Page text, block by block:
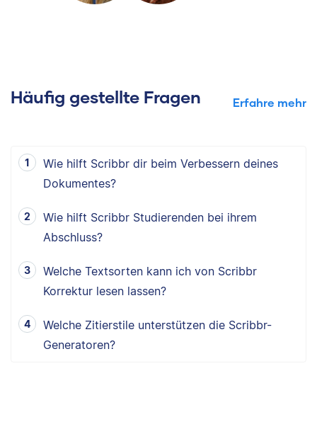
Häufig gestellte Fragen Erfahre mehr
Wie hilft Scribbr dir beim Verbessern deines
Dokumentes?
Wie hilft Scribbr Studierenden bei ihrem
Abschluss?
Welche Textsorten kann ich von Scribbr
Korrektur lesen lassen?
Welche Zitierstile unterstützen die Scribbr-
Generatoren?